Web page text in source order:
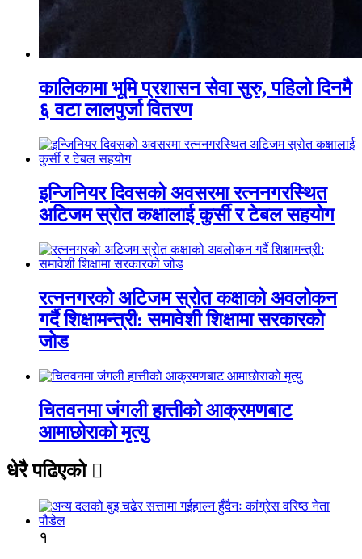
कालिकामा भूमि प्रशासन सेवा सुरु, पहिलो दिनमै
६ वटा लालपुर्जा वितरण
इन्जिनियर दिवसको अवसरमा रत्ननगरस्थित
अटिजम स्रोत कक्षालाई कुर्सी र टेबल सहयोग
रत्ननगरको अटिजम स्रोत कक्षाको अवलोकन
गर्दै शिक्षामन्त्री: समावेशी शिक्षामा सरकारको
जोड
चितवनमा जंगली हात्तीको आक्रमणबाट
आमाछोराको मृत्यु
धेरै पढिएको
१